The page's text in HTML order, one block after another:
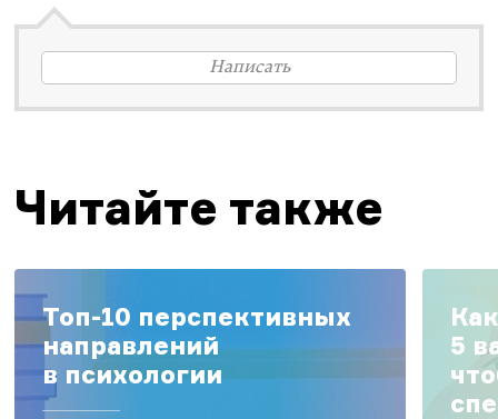
Написать
Читайте также
Топ-10 перспективных
направлений
в психологии
5